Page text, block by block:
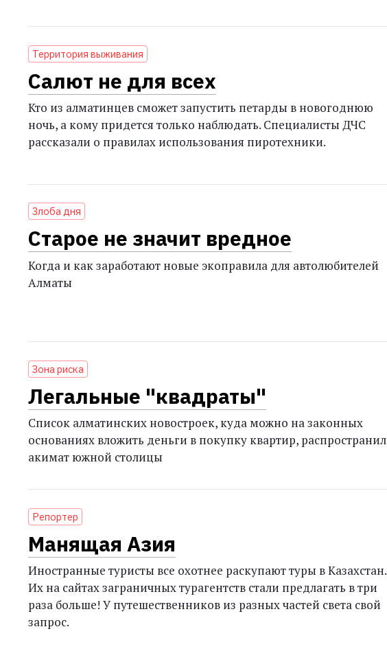
Территория выживания
Салют не для всех
Кто из алматинцев сможет запустить петарды в новогоднюю
ночь, а кому придется только наблюдать. Специалисты ДЧС
рассказали о правилах использования пиротехники.
Злоба дня
Старое не значит вредное
Когда и как заработают новые экоправила для автолюбителей
Алматы
Зона риска
Легальные "квадраты"
Список алматинских новостроек, куда можно на законных
основаниях вложить деньги в покупку квартир, распространил
акимат южной столицы
Репортер
Манящая Азия
Иностранные туристы все охотнее раскупают туры в Казахстан.
Их на сайтах заграничных турагентств стали предлагать в три
раза больше! У путешественников из разных частей света свой
запрос.